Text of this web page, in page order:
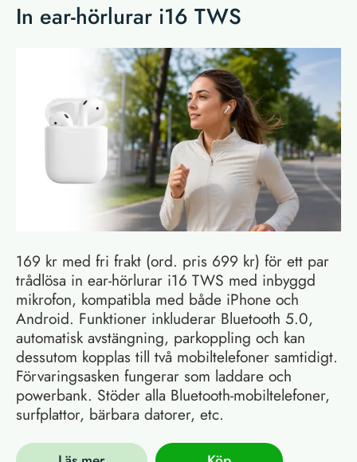
In ear-hörlurar i16 TWS
169 kr med fri frakt (ord. pris 699 kr) för ett par
trådlösa in ear-hörlurar i16 TWS med inbyggd
mikrofon, kompatibla med både iPhone och
Android. Funktioner inkluderar Bluetooth 5.0,
automatisk avstängning, parkoppling och kan
dessutom kopplas till två mobiltelefoner samtidigt.
Förvaringsasken fungerar som laddare och
powerbank. Stöder alla Bluetooth-mobiltelefoner,
surfplattor, bärbara datorer, etc.